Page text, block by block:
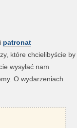
patronat
które chcielibyście by
wysyłać nam
O wydarzeniach